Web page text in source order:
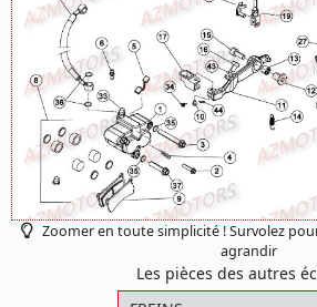
Zoomer en toute simplicité ! Survolez
agrandir
Les pièces des autres